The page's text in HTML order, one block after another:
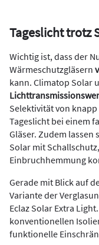
Tageslicht trotz
Wichtig ist, dass der
Wärmeschutzgläsern
kann. Climatop Solar
Selektivität von
Tageslicht bei einem
Gläser. Zudem lassen
Solar mit Schallschutz,
Einbruchhemmung
Gerade mit Blick auf
Variante der
Eclaz Solar Extra
konventionellen
funktionelle